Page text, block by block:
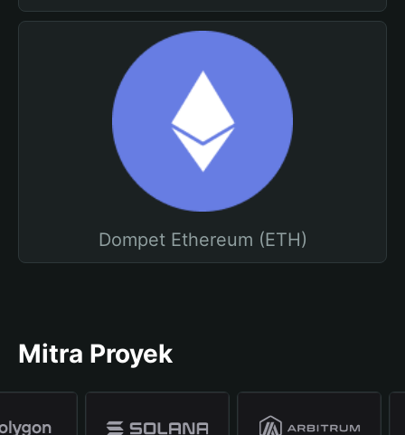
Dompet Ethereum (ETH)
Mitra Proyek